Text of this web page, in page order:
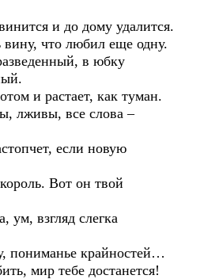
и до дому удалится.
вину, что любил еще одну.
в юбку
и растает, как туман.
лживы, все слова –
если новую
Вот он твой
ум, взгляд слегка
пониманье крайностей…
мир тебе достанется!